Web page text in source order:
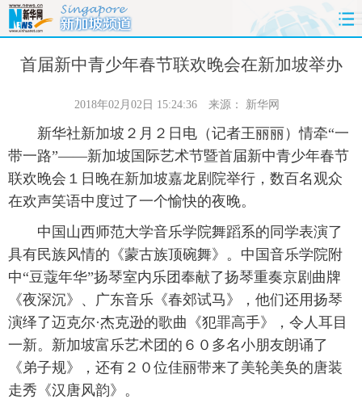
首页 时政 国际 财经
体育 人事
时尚 思客 地方 法治
港澳 台湾 华人 汽车
科技 能源 房产 公司
图片 视频 彩票 食品
旅游 健康 信息化 数据
金融 公益 军事 无人机
富媒体
首届新中青少年春节联欢晚会在新加坡举办
2018年02月02日 15:24:36 来源： 新华网
新华社新加坡２月２日电（记者王丽丽）情牵“一
带一路”——新加坡国际艺术节暨首届新中青少年春节
联欢晚会１日晚在新加坡嘉龙剧院举行，数百名观众
在欢声笑语中度过了一个愉快的夜晚。
中国山西师范大学音乐学院舞蹈系的同学表演了
具有民族风情的《蒙古族顶碗舞》。中国音乐学院附
中“豆蔻年华”扬琴室内乐团奉献了扬琴重奏京剧曲牌
《夜深沉》、广东音乐《春郊试马》，他们还用扬琴
演绎了迈克尔·杰克逊的歌曲《犯罪高手》，令人耳目
一新。新加坡富乐艺术团的６０多名小朋友朗诵了
《弟子规》，还有２０位佳丽带来了美轮美奂的唐装
走秀《汉唐风韵》。